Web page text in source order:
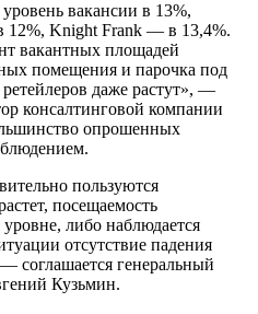
вакансии в 13%,
12%, Knight Frank — в 13,4%.
вакантных площадей
помещения и парочка под
даже растут», —
консалтинговой компании
опрошенных
пользуются
посещаемость
либо наблюдается
отсутствие падения
соглашается генеральный
Кузьмин.